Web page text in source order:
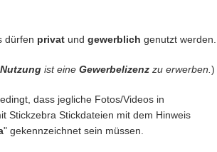
dürfen privat und gewerblich genutzt werden.
ist eine Gewerbelizenz zu erwerben. )
dass jegliche Fotos/Videos in
Stickzebra Stickdateien mit dem Hinweis
" gekennzeichnet sein müssen.